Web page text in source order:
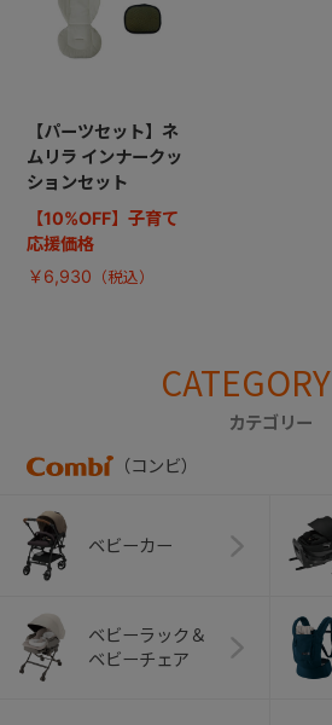
【パーツセット】ネ
ムリラ インナークッ
ションセット
【10%OFF】子育て
応援価格
￥6,930
CATEGORY
カテゴリー
（コンビ）
ベビーカー
ベビーラック＆
ベビーチェア